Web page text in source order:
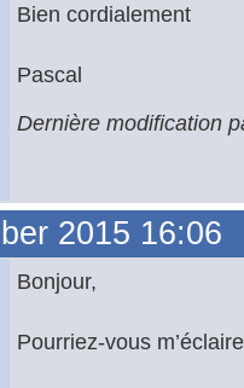
Bien cordialement
Pascal
Dernière modification
2015 16:06
Bonjour,
Pourriez-vous